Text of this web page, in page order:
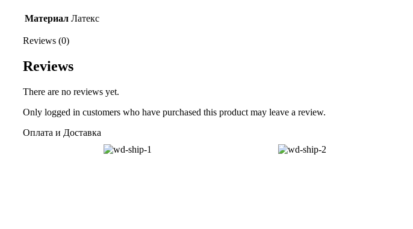
Материал Латекс
Reviews (0)
Reviews
There are no reviews yet.
Only logged in customers who have purchased this product may leave a review.
Оплата и Доставка